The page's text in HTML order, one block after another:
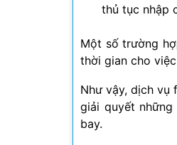
thủ tục nhập
Một số trường
thời gian cho
Như vậy, dịch
giải quyết
bay.